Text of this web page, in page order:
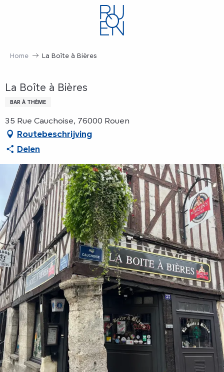
Home La Boîte à Bières
La Boîte à Bières
BAR À THÈME
35 Rue Cauchoise, 76000 Rouen
Routebeschrijving
Delen